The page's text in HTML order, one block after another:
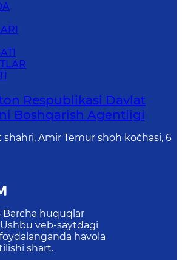
Respublikasi Davlat
Boshqarish Agentligi
Amir Temur shoh ko`chasi, 6
Barcha huquqlar
veb-saytdagi
havola
shart.